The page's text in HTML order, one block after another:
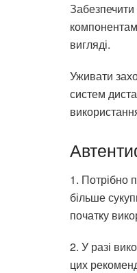
вигляді.
Уживати
систем
1. Потрібно
більше
початку
2. У разі
цих